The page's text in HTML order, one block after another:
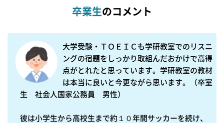
卒業生のコメント
大学受験・ＴＯＥＩＣも学研教室でのリスニ
ングの宿題をしっかり取組んだおかけで高得
点がとれたと思っています。学研教室の教材
は本当に良いと今更ながら思います。（卒室
生　社会人国家公務員　男性）
彼は小学生から高校生まで約１０年間サッカーを続け、